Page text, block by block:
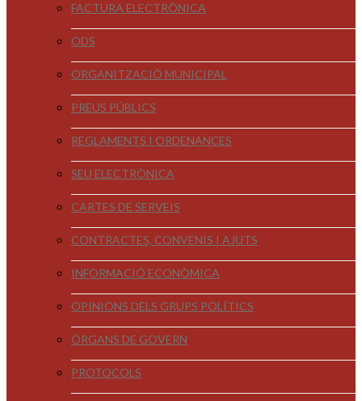
FACTURA ELECTRÒNICA
ODS
ORGANITZACIÓ MUNICIPAL
PREUS PÚBLICS
REGLAMENTS I ORDENANCES
SEU ELECTRÒNICA
CARTES DE SERVEIS
CONTRACTES, CONVENIS I AJUTS
INFORMACIÓ ECONÒMICA
OPINIONS DELS GRUPS POLÍTICS
ÒRGANS DE GOVERN
PROTOCOLS